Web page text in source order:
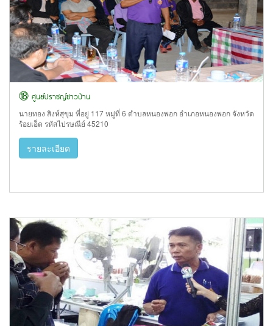
⑱ ศูนย์ปราชญ์ชาวบ้าน
นายทอง สิงห์สุขุม ที่อยู่ 117 หมู่ที่ 6 ตำบลหนองพอก อำเภอหนองพอก จังหวัด
ร้อยเอ็ด รหัสไปรษณีย์ 45210
รายละเอียด